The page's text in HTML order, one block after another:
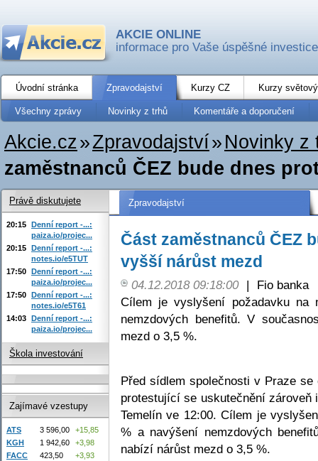
AKCIE ONLINE
informace pro Vaše úspěšné investice
Úvodní stránka Zpravodajství Kurzy CZ Kurzy
Všechny zprávy Novinky z trhů Komentáře a doporučení
Akcie.cz»Zpravodajství» Novinky z
zaměstnanců ČEZ bude dnes
Zpravodajství
Část zaměstnanců ČEZ
vyšší nárůst mezd
04.12.2018 09:18:00 |
Fio banka
Cílem je vyslyšení požadavku
nemzdových benefitů. V
mezd o 3,5 %.
Před sídlem společnosti v Praze
protestující se uskutečnění zároveň
Temelín ve 12:00. Cílem je
% a navýšení nemzdových
nabízí nárůst mezd o 3,5 %.
Právě diskutujete
20:15 Denní report -...:
paiza.io/projec...
20:15 Denní report -...:
notes.io/e5TUT
17:50 Denní report -...:
paiza.io/projec...
17:50 Denní report -...:
notes.io/e5T61
14:03 Denní report -...:
paiza.io/projec...
Škola investování
Zajímavé vzestupy
ATS 3 596,00
+15,85
KGH
1 942,60
+3,98
FACC
423,50
+3,93